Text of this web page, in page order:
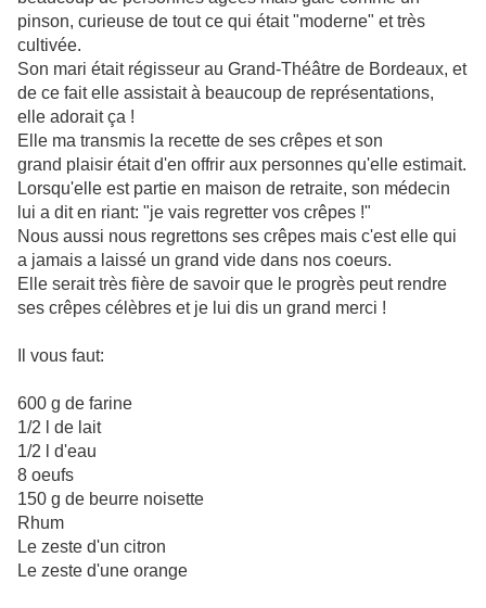
pinson, curieuse de tout ce qui était "moderne" et très
cultivée.
Son mari était régisseur au Grand-Théâtre de Bordeaux, et
de ce fait elle assistait à beaucoup de représentations,
elle adorait ça !
Elle ma transmis la recette de ses crêpes et son
grand plaisir était d'en offrir aux personnes qu'elle estimait.
Lorsqu'elle est partie en maison de retraite, son médecin
lui a dit en riant: "je vais regretter vos crêpes !"
Nous aussi nous regrettons ses crêpes mais c'est elle qui
a jamais a laissé un grand vide dans nos coeurs.
Elle serait très fière de savoir que le progrès peut rendre
ses crêpes célèbres et je lui dis un grand merci !
Il vous faut:
600 g de farine
1/2 l de lait
1/2 l d'eau
8 oeufs
150 g de beurre noisette
Rhum
Le zeste d'un citron
Le zeste d'une orange